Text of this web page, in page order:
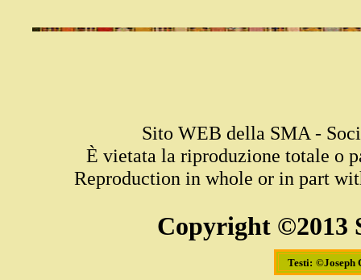
Sito WEB della SMA -
È vietata la riproduzione totale o
Reproduction in whole or in part
Copyright ©2013
Testi: ©Joseph